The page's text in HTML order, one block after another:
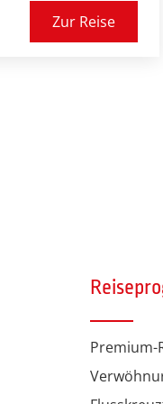
Zur Reise
Premium-